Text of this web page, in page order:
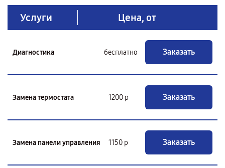
Услуги Цена, от
Диагностика бесплатно Заказать
Замена термостата 1200 р Заказать
Замена панели управления 1150 р Заказать